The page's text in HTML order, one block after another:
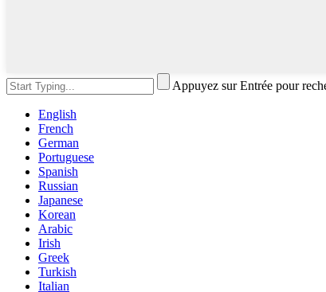
Appuyez sur Entrée pour
English
French
German
Portuguese
Spanish
Russian
Japanese
Korean
Arabic
Irish
Greek
Turkish
Italian